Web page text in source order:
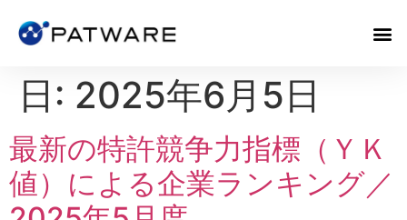
日: 2025年6月5日
最新の特許競争力指標（ＹＫ
値）による企業ランキング／